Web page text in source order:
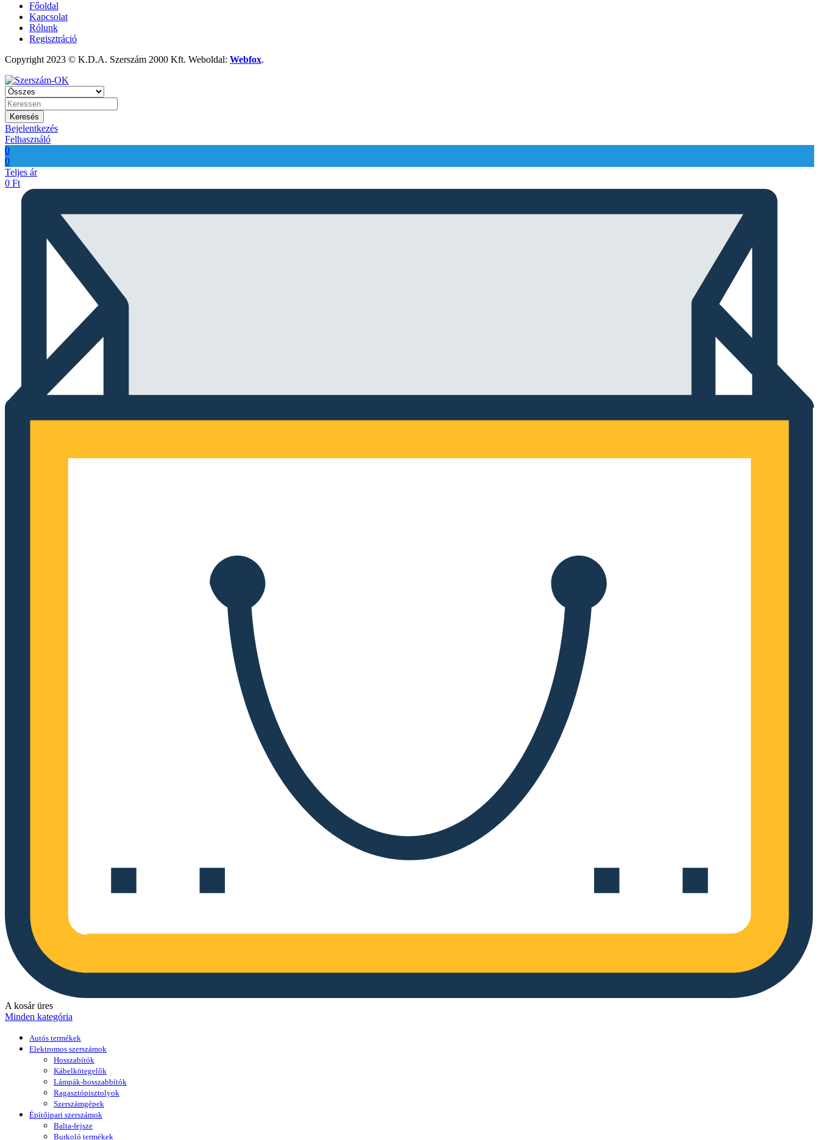
Főoldal
Kapcsolat
Rólunk
Regisztráció
Copyright 2023 © K.D.A. Szerszám 2000 Kft. Weboldal: Webfox.
Keresés
Bejelentkezés
Felhasználó
0
0
Teljes ár
0 Ft
A kosár üres
Minden kategória
Autós termékek
Elektromos szerszámok
Hosszabítók
Kábelkötegelők
Lámpák-hosszabbítók
Ragasztópisztolyok
Szerszámgépek
Építőipari szerszámok
Balta-fejsze
Burkoló termékek